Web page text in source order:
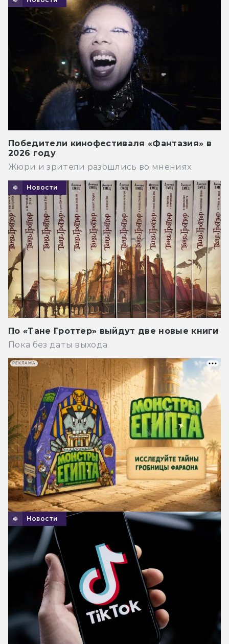
Победители кинофестиваля «Фантазия» в
2026 году
Жюри и зрители разошлись во мнениях
Новости
По «Тане Гроттер» выйдут две новые книги
Пока без даты выхода.
Новости
РЕКЛАМА